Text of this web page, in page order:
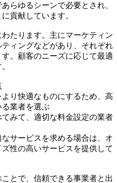
らゆるシーンで必要とされ、
貢献しています。
たります。主にマーケティン
ィングなどがあり、それぞれ
。顧客のニーズに応じて最適
り快適なものにするため、高
業者を選ぶ
みて、適切な料金設定の業者
サービスを求める場合は、オ
性の高いサービスを提供して
とで、信頼できる事業者と出